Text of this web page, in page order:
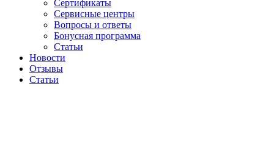
Сертификаты
Сервисные центры
Вопросы и ответы
Бонусная программа
Статьи
Новости
Отзывы
Статьи